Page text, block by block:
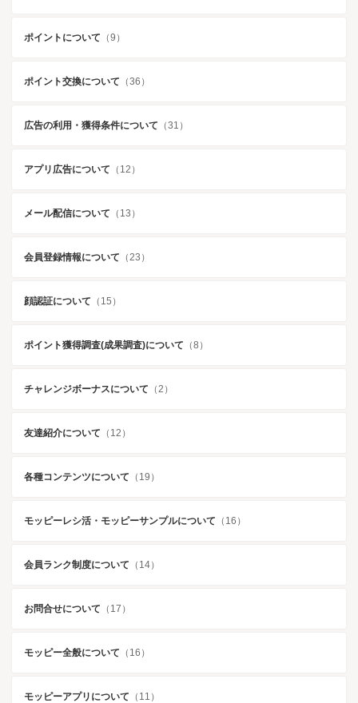
ポイントについて （9）
ポイント交換について （36）
広告の利用・獲得条件について （31）
アプリ広告について （12）
メール配信について （13）
会員登録情報について （23）
顔認証について （15）
ポイント獲得調査(成果調査)について （8）
チャレンジボーナスについて （2）
友達紹介について （12）
各種コンテンツについて （19）
モッピーレシ活・モッピーサンプルについて （16）
会員ランク制度について （14）
お問合せについて （17）
モッピー全般について （16）
モッピーアプリについて （11）